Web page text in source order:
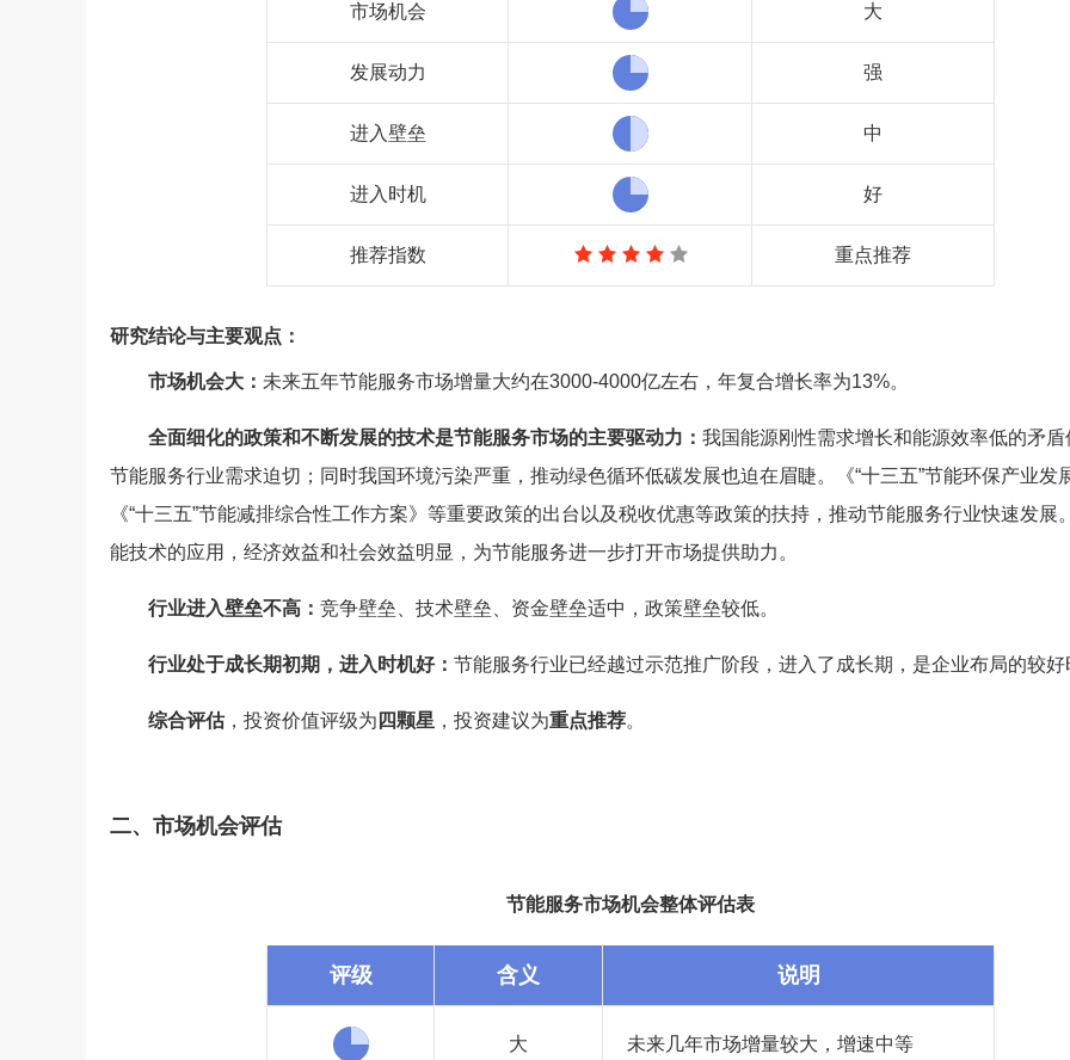
市场机会 大
发展动力 强
进入壁垒 中
进入时机 好
推荐指数 重点推荐
研究结论与主要观点：
市场机会大： 未来五年节能服务市场增量大约在3000-4000亿左右，年复合增长率为13%。
全面细化的政策和不断发展的技术是节能服务市场的主要驱动力： 我国能源刚性需求增长和能源效率低的矛盾
节能服务行业需求迫切；同时我国环境污染严重，推动绿色循环低碳发展也迫在眉睫。《“十三五”节能环保产业发
《“十三五”节能减排综合性工作方案》等重要政策的出台以及税收优惠等政策的扶持，推动节能服务行业快速发展
能技术的应用，经济效益和社会效益明显，为节能服务进一步打开市场提供助力。
行业进入壁垒不高： 竞争壁垒、技术壁垒、资金壁垒适中，政策壁垒较低。
行业处于成长期初期，进入时机好： 节能服务行业已经越过示范推广阶段，进入了成长期，是企业布局的较好
综合评估，投资价值评级为 四颗星 ，投资建议为重点推荐。
二、市场机会评估
节能服务市场机会整体评估表
评级 含义 说明
大 未来几年市场增量较大，增速中等